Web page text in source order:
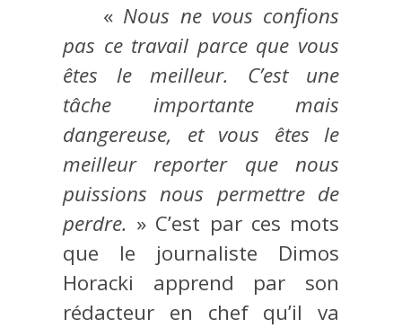
« Nous ne vous confions
pas ce travail parce que vous
êtes le meilleur. C’est une
tâche importante mais
dangereuse, et vous êtes le
meilleur reporter que nous
puissions nous permettre de
perdre. » C’est par ces mots
que le journaliste Dimos
Horacki apprend par son
rédacteur en chef qu’il va